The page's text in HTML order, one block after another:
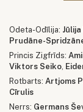
Odeta-Odīlija:
Prudāne-
Princis Zigfrīds:
Viktors Seiko
Rotbarts: Artjoms
Cīrulis
Nerrs: Germans